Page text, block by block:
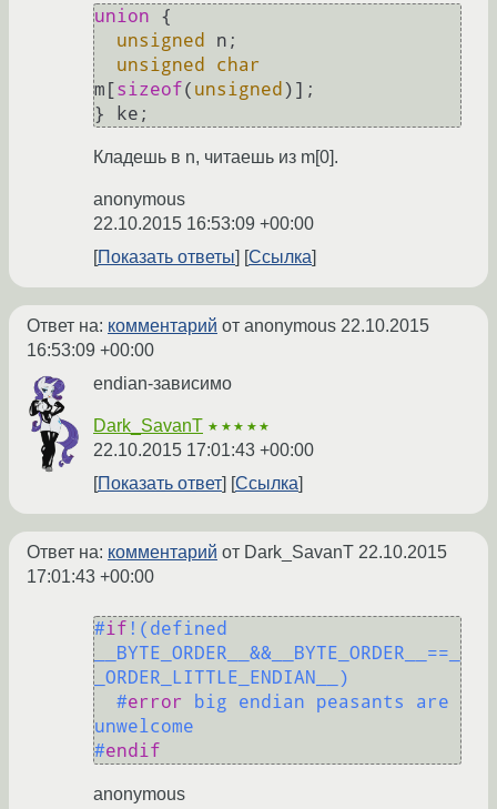
union {
unsigned
n;
unsigned
char
m[sizeof( unsigned )];
Кладешь в n, читаешь из m[0].
anonymous
22.10.2015 16:53:09 +00:00
Показать ответы
Ссылка
Ответ на: комментарий от anonymous 22.10.2015
16:53:09 +00:00
endian-зависимо
Dark_SavanT ★★★★★
22.10.2015 17:01:43 +00:00
Показать ответ
Ссылка
Ответ на: комментарий от Dark_SavanT 22.10.2015
17:01:43 +00:00
#if !(defined
__BYTE_ORDER__&&__BYTE_ORDER__==_
_ORDER_LITTLE_ENDIAN__)
#error
big endian peasants are
unwelcome
#endif
anonymous